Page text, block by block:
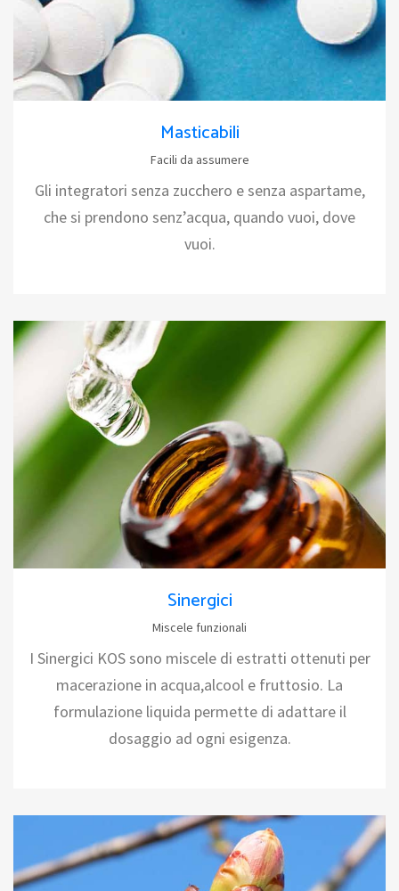
Masticabili
Facili da assumere
Gli integratori senza zucchero e senza aspartame,
che si prendono senz’acqua, quando vuoi, dove
vuoi.
Sinergici
Miscele funzionali
I Sinergici KOS sono miscele di estratti ottenuti per
macerazione in acqua,alcool e fruttosio. La
formulazione liquida permette di adattare il
dosaggio ad ogni esigenza.